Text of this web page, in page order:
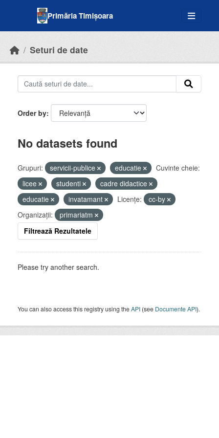
Primăria Timișoara
Seturi de date
Order by
No datasets found
Grupuri: servicii-publice educatie
Cuvinte cheie:
licee
studenti
cadre didactice
educatie
invatamant Licenţe:
cc-by
Organizații:
primariatm
Filtrează Rezultatele
Please try another search.
You can also access this registry using theAPI (see Documente API).